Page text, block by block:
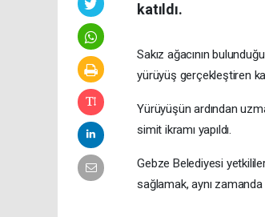
katıldı.
Sakız ağacının
yürüyüş gerçekleştiren
Yürüyüşün ardından
simit ikramı yapıldı.
Gebze Belediyesi
sağlamak, aynı